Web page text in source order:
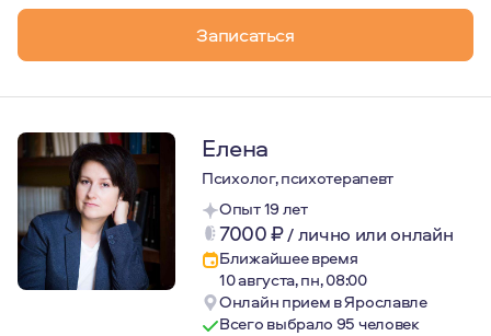
Записаться
Елена
Психолог, психотерапевт
Опыт 19 лет
7000₽/лично или онлайн
Ближайшее время
10 августа, пн, 08:00
Онлайн прием в Ярославле
Всего выбрало 95 человек